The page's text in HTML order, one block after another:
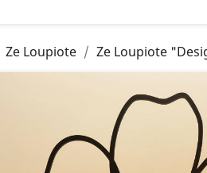
Ze Loupiote Ze Loupiote